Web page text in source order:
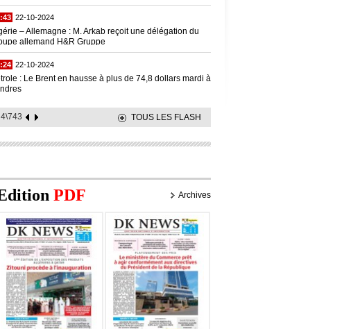
22-10-2024
– Allemagne : M. Arkab reçoit une délégation du
allemand H&R Gruppe
22-10-2024
: Le Brent en hausse à plus de 74,8 dollars mardi à
4\743 TOUS LES FLASH
PDF Archives